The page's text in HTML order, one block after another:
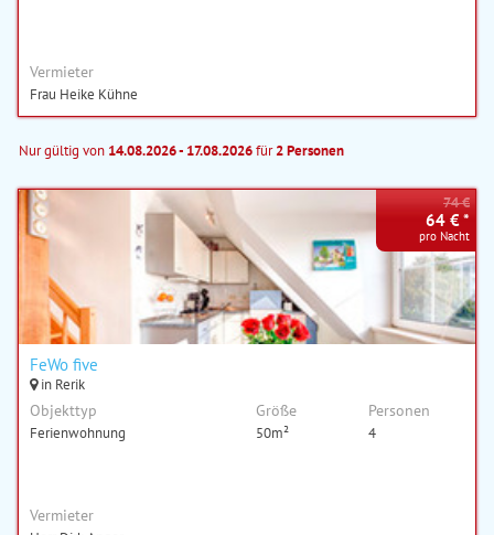
Vermieter
Frau Heike Kühne
Nur gültig von 14.08.2026 - 17.08.2026für2 Personen
FeWo five
in Rerik
Objekttyp
Ferienwohnung
Größe
50m²
Personen
4
74 €
64 € *
pro Nacht
Vermieter